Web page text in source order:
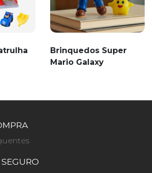
Brinquedos Super
Mario Galaxy